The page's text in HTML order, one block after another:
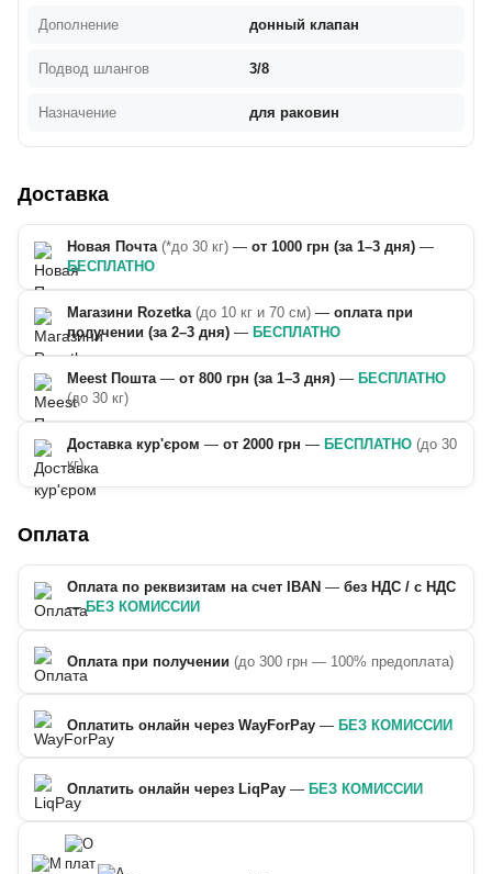
Дополнение донный клапан
Подвод шлангов 3/8
Назначение для раковин
Доставка
Новая Почта (*до 30 кг) — от 1000 грн (за 1–3 дня) —
БЕСПЛАТНО
Магазини Rozetka (до 10 кг и 70 см) — оплата при
получении (за 2–3 дня) — БЕСПЛАТНО
Meest Пошта — от 800 грн (за 1–3 дня) — БЕСПЛАТНО
(до 30 кг)
Доставка кур'єром — от 2000 грн — БЕСПЛАТНО (до 30
кг)
Оплата
Оплата по реквизитам на счет IBAN — без НДС / с НДС
—БЕЗ КОМИССИИ
Оплата при получении (до 300 грн — 100% предоплата)
Оплатить онлайн через WayForPay — БЕЗ КОМИССИИ
Оплатить онлайн через LiqPay — БЕЗ КОМИССИИ